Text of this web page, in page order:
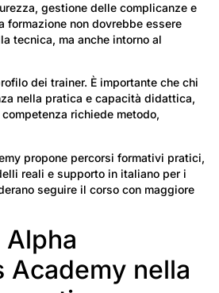
gestione delle complicanze e
formazione non dovrebbe essere
tecnica, ma anche intorno al
dei trainer. È importante che chi
nella pratica e capacità didattica,
richiede metodo,
propone percorsi formativi pratici,
reali e supporto in italiano per i
seguire il corso con maggiore
Academy nella